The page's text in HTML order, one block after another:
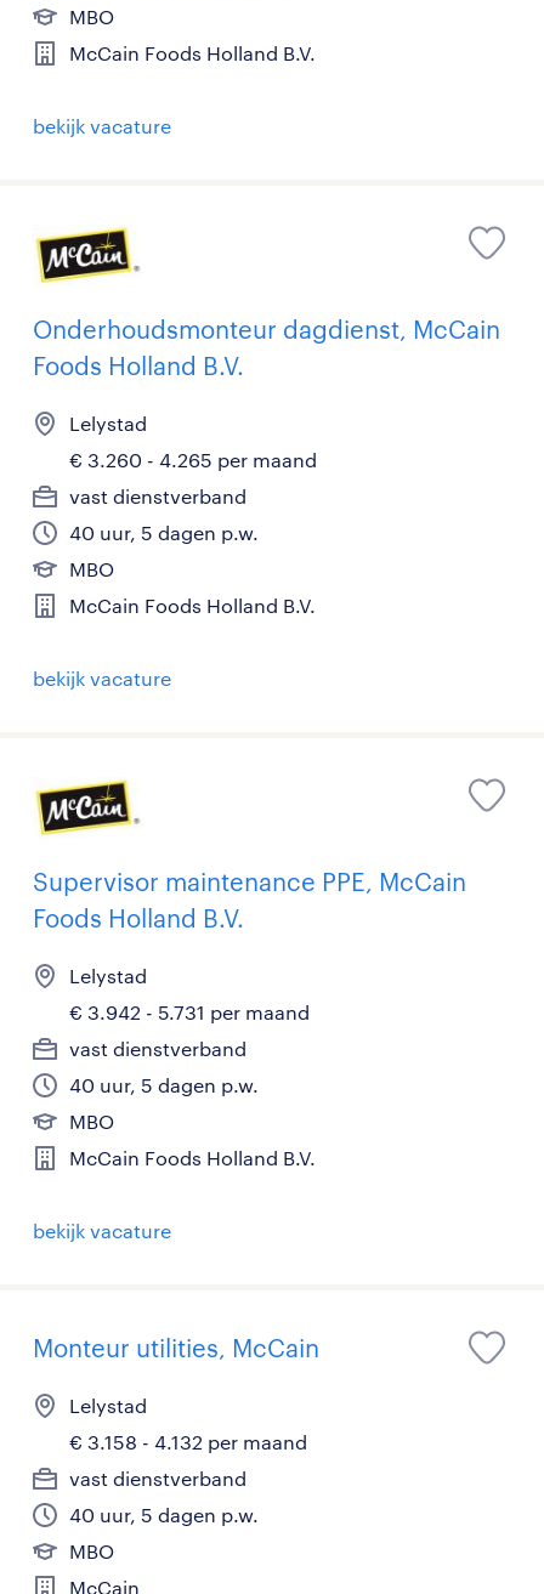
MBO
McCain Foods Holland B.V.
bekijk vacature
Onderhoudsmonteur dagdienst, McCain
Foods Holland B.V.
Lelystad
€ 3.260 - 4.265 per maand
vast dienstverband
40 uur, 5 dagen p.w.
MBO
McCain Foods Holland B.V.
bekijk vacature
Supervisor maintenance PPE, McCain
Foods Holland B.V.
Lelystad
€ 3.942 - 5.731 per maand
vast dienstverband
40 uur, 5 dagen p.w.
MBO
McCain Foods Holland B.V.
bekijk vacature
Monteur utilities, McCain
Lelystad
€ 3.158 - 4.132 per maand
vast dienstverband
40 uur, 5 dagen p.w.
MBO
McCain